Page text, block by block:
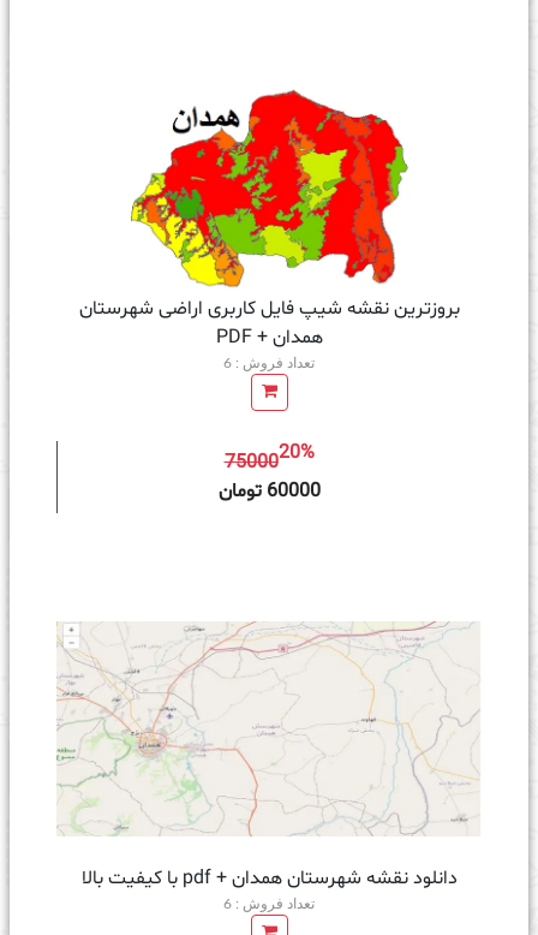
بروزترین نقشه شیپ فایل کاربری اراضی شهرستان
همدان + PDF
تعداد فروش : 6
7500020%
60000 تومان
دانلود نقشه شهرستان همدان + pdf با کیفیت بالا
تعداد فروش : 6